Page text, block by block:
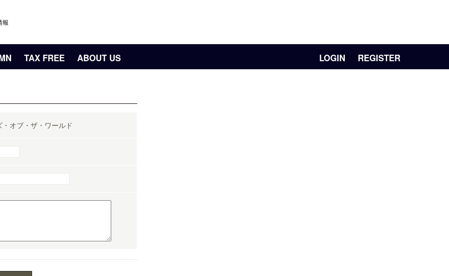
報
TAX FREE ABOUT US LOGIN REGISTER
オブ・ザ・ワールド